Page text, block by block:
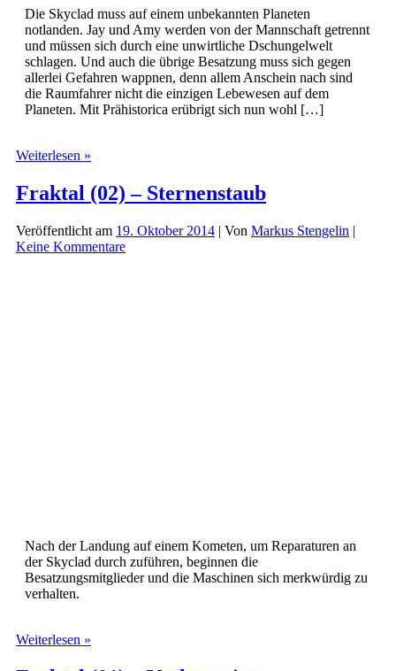
Die Skyclad muss auf einem unbekannten Planeten
notlanden. Jay und Amy werden von der Mannschaft getrennt
und müssen sich durch eine unwirtliche Dschungelwelt
schlagen. Und auch die übrige Besatzung muss sich gegen
allerlei Gefahren wappnen, denn allem Anschein nach sind
die Raumfahrer nicht die einzigen Lebewesen auf dem
Planeten. Mit Prähistorica erübrigt sich nun wohl […]
Weiterlesen »
–
Prähistorica
Fraktal (02) – Sternenstaub
Veröffentlicht am 19. Oktober 2014 | Von Markus Stengelin |
Keine Kommentare
Nach der Landung auf einem Kometen, um Reparaturen an
der Skyclad durch zuführen, beginnen die
Besatzungsmitglieder und die Maschinen sich merkwürdig zu
verhalten.
Weiterlesen »